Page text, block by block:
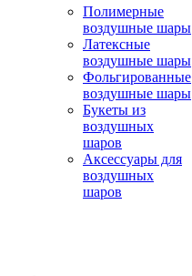
Полимерные
воздушные шары
Латексные
воздушные шары
Фольгированные
воздушные шары
Букеты из
воздушных
шаров
Аксессуары для
воздушных
шаров